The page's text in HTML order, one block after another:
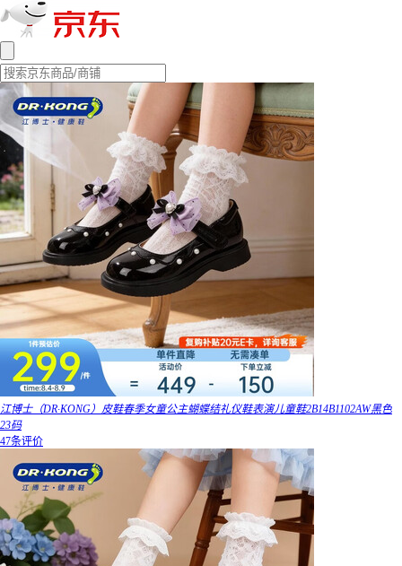
江博士（DR·KONG）皮鞋春季女童公主蝴蝶结礼仪鞋表演儿童鞋2B14B1102AW黑色
23码
47条评价